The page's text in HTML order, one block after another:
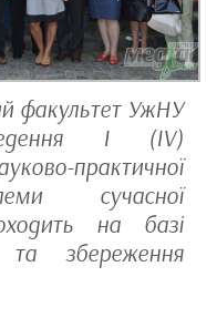
факультет УжНУ
І (ІV)
практичної
сучасної
на базі
та збереження